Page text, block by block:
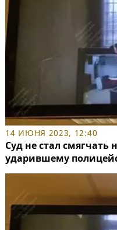
14 ИЮНЯ 2023, 12:40
Суд не стал смягчать
ударившему